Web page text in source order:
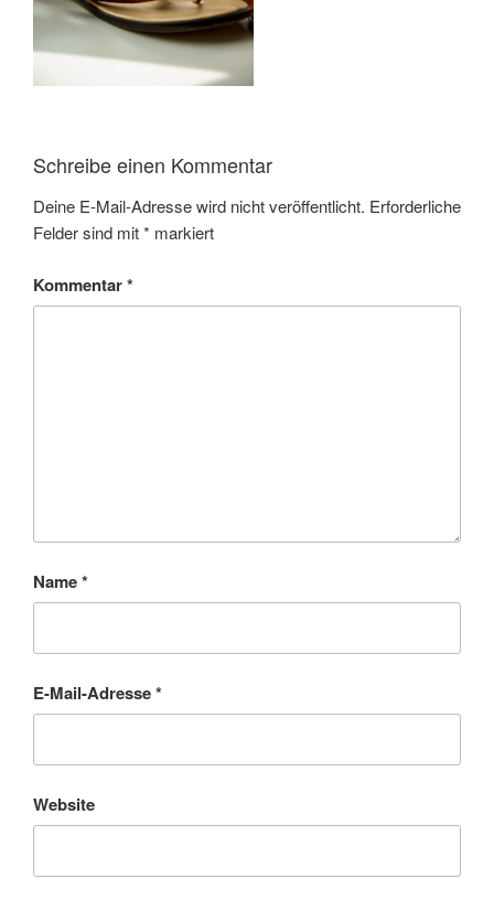
Schreibe einen Kommentar
Deine E-Mail-Adresse wird nicht veröffentlicht. Erforderliche
Felder sind mit* markiert
Kommentar*
Name*
E-Mail-Adresse*
Website